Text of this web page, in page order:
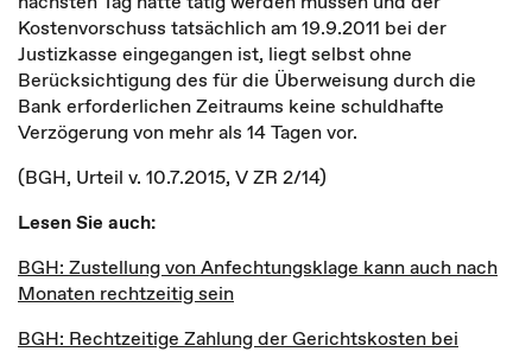
Kostenvorschuss tatsächlich am 19.9.2011 bei der
Justizkasse eingegangen ist, liegt selbst ohne
Berücksichtigung des für die Überweisung durch die
Bank erforderlichen Zeitraums keine schuldhafte
Verzögerung von mehr als 14 Tagen vor.
(BGH, Urteil v. 10.7.2015, V ZR 2/14)
Lesen Sie auch:
BGH: Zustellung von Anfechtungsklage kann auch nach
Monaten rechtzeitig sein
BGH: Rechtzeitige Zahlung der Gerichtskosten bei